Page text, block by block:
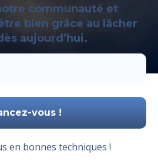
communauté et
bien grâce au lâcher
aujourd’hui.
en bonnes techniques !
lacher prise. Created for free